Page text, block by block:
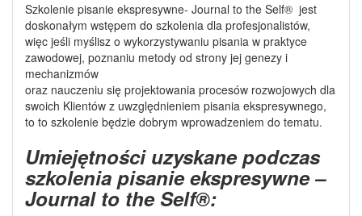
Szkolenie pisanie ekspresywne- Journal to the Self® jest
doskonałym wstępem do szkolenia dla profesjonalistów,
więc jeśli myślisz o wykorzystywaniu pisania w praktyce
zawodowej, poznaniu metody od strony jej genezy i
mechanizmów
oraz nauczeniu się projektowania procesów rozwojowych dla
swoich Klientów z uwzględnieniem pisania ekspresywnego,
to to szkolenie będzie dobrym wprowadzeniem do tematu.
Umiejętności uzyskane podczas
szkolenia pisanie ekspresywne –
Journal to the Self®: